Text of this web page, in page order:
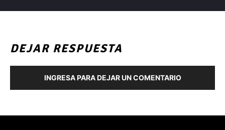
DEJAR RESPUESTA
INGRESA PARA DEJAR UN COMENTARIO